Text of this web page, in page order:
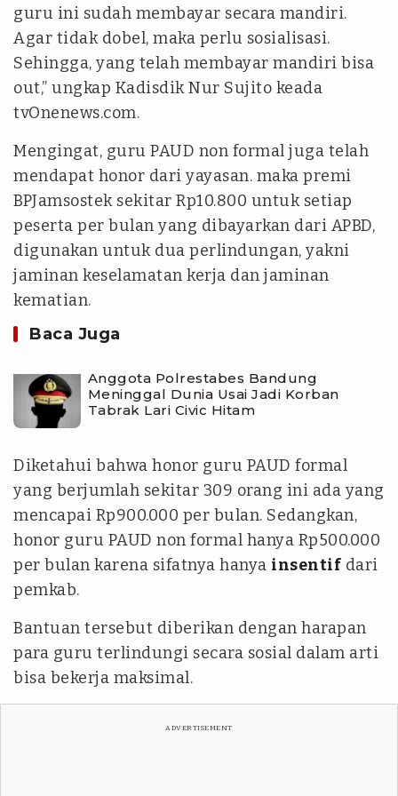
guru ini sudah membayar secara mandiri.
Agar tidak dobel, maka perlu sosialisasi.
Sehingga, yang telah membayar mandiri bisa
out,” ungkap Kadisdik Nur Sujito keada
tvOnenews.com.
Mengingat, guru PAUD non formal juga telah
mendapat honor dari yayasan. maka premi
BPJamsostek sekitar Rp10.800 untuk setiap
peserta per bulan yang dibayarkan dari APBD,
digunakan untuk dua perlindungan, yakni
jaminan keselamatan kerja dan jaminan
kematian.
Baca Juga
Anggota Polrestabes Bandung
Meninggal Dunia Usai Jadi Korban
Tabrak Lari Civic Hitam
Diketahui bahwa honor guru PAUD formal
yang berjumlah sekitar 309 orang ini ada yang
mencapai Rp900.000 per bulan. Sedangkan,
honor guru PAUD non formal hanya Rp500.000
per bulan karena sifatnya hanya insentif dari
pemkab.
Bantuan tersebut diberikan dengan harapan
para guru terlindungi secara sosial dalam arti
bisa bekerja maksimal.
ADVERTISEMENT